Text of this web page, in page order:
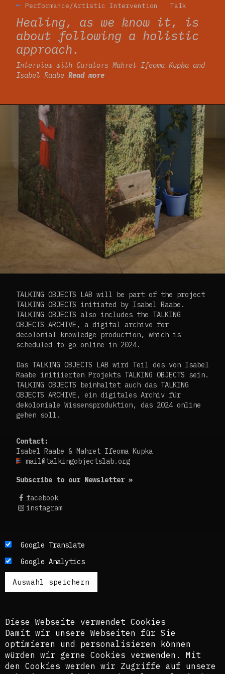
Performance/Artistic Intervention
Talk
Healing, as we know it, is
about following a holistic
approach.
Interview with Curators Mahret Ifeoma Kupka and
Isabel Raabe Read more
TALKING OBJECTS LAB will be part of the project
TALKING OBJECTS initiated by Isabel Raabe.
TALKING OBJECTS also includes the TALKING
OBJECTS ARCHIVE, a digital archive for
decolonial knowledge production, which is
scheduled to go online in 2024.
Das TALKING OBJECTS LAB wird Teil des von Isabel
Raabe initiierten Projekts TALKING OBJECTS sein.
TALKING OBJECTS beinhaltet auch das TALKING
OBJECTS ARCHIVE, ein digitales Archiv für
dekoloniale Wissensproduktion, das 2024 online
gehen soll.
Contact:
Isabel Raabe & Mahret Ifeoma Kupka
mail@talkingobjectslab.org
Subscribe to our Newsletter »
facebook
instagram
Die Texte dieses Blogs werden in der Regel auf
Englisch und Deutsch, perspektivisch auch auf
Französisch publiziert. Um einen möglichst
breiten Zugang zu ermöglichen, nutzen wir
zusätzlich ein automatisches Übersetzungstool.
Es ist dem kuratorischen Team bewusst, dass
werden.
The texts of this blog are usually published in
English and German, perspectively also in
French. In order to provide the widest possible
Google Translate
Google Analytics
Diese Webseite verwendet Cookies
Damit wir unsere Webseiten für Sie
optimieren und personalisieren können
würden wir gerne Cookies verwenden. Mit
den Cookies werden wir Zugriffe auf unsere